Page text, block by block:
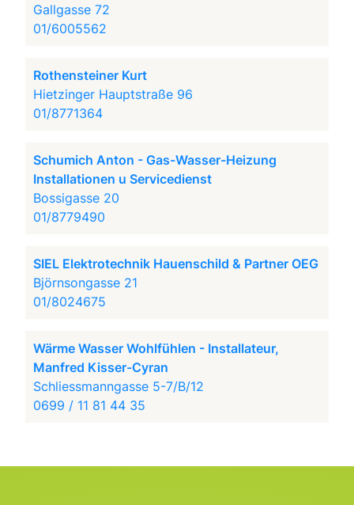
Gallgasse 72
01/6005562
Rothensteiner Kurt
Hietzinger Hauptstraße 96
01/8771364
Schumich Anton - Gas-Wasser-Heizung
Installationen u Servicedienst
Bossigasse 20
01/8779490
SIEL Elektrotechnik Hauenschild & Partner OEG
Björnsongasse 21
01/8024675
Wärme Wasser Wohlfühlen - Installateur,
Manfred Kisser-Cyran
Schliessmanngasse 5-7/B/12
0699 / 11 81 44 35